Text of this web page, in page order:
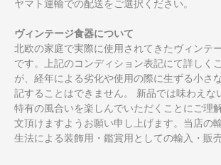
ヤマト運輸での配送をご選択ください。
ヴィンテージ食器について
北欧の家庭で実際に使用されてきたヴィンテ
です。上記のコンディション表記にて詳しく
が、経年による劣化や使用の際に生ずる小さ
記することはできません。 新品では味わえな
特有の風合いを楽しんでいただくことにご理
文頂けますようお願い申し上げます。当店の
生法による装飾用・鑑賞用としての輸入・販